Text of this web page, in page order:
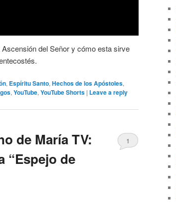
del Señor y cómo esta sirve
, Espíritu Santo,Hechos de los Apóstoles,
,YouTube,YouTube Shorts | Leave a reply
de María TV:
“Espejo de
1